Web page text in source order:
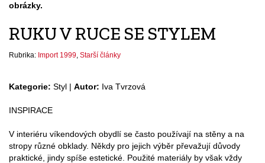
obrázky.
RUKU V RUCE SE STYLEM
Rubrika: Import 1999 Starší články
Kategorie: Styl | Autor: Iva Tvrzová
INSPIRACE
V interiéru víkendových obydlí se často používají na stěny a na
stropy různé obklady. Někdy pro jejich výběr převažují důvody
praktické, jindy spíše estetické. Použité materiály by však vždy